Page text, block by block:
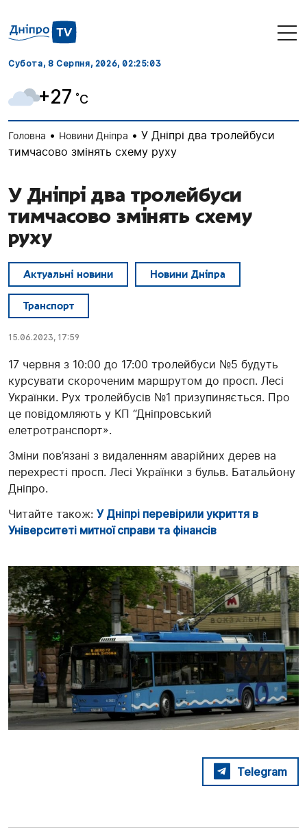
Субота, 8 Серпня, 2026, 02:25:03
+27 ˚C
Головна • Новини Дніпра • У Дніпрі два тролейбуси
тимчасово змінять схему руху
У Дніпрі два тролейбуси
тимчасово змінять схему
руху
Актуальні новини Новини Дніпра
Транспорт
15.06.2023, 17:59
17 червня з 10:00 до 17:00 тролейбуси №5 будуть
курсувати скороченим маршрутом до просп. Лесі
Українки. Рух тролейбусів №1 призупиняється. Про
це повідомляють у КП “Дніпровський
елетротранспорт».
Зміни пов’язані з видаленням аварійних дерев на
перехресті просп. Лесі Українки з бульв. Батальйону
Дніпро.
Читайте також: У Дніпрі перевірили укриття в
Університеті митної справи та фінансів
Telegram